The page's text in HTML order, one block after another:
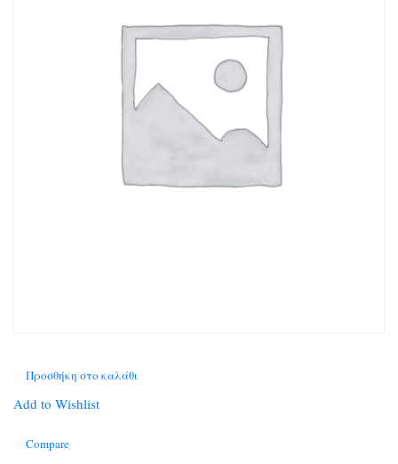
Προσθήκη στο καλάθι
Add to Wishlist
Compare